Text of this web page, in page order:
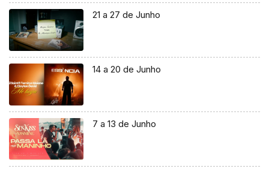
21 a 27 de Junho
14 a 20 de Junho
7 a 13 de Junho